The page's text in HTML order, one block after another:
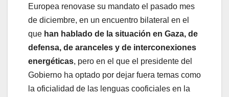
Europea renovase su mandato el pasado mes
de diciembre, en un encuentro bilateral en el
que han hablado de la situación en Gaza, de
defensa, de aranceles y de interconexiones
energéticas, pero en el que el presidente del
Gobierno ha optado por dejar fuera temas como
la oficialidad de las lenguas cooficiales en la